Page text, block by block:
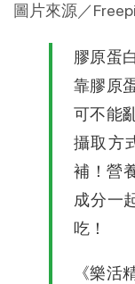
圖片來源／
膠原蛋
靠膠原
可不能
攝取方
補！營
成分一
吃！
《樂活